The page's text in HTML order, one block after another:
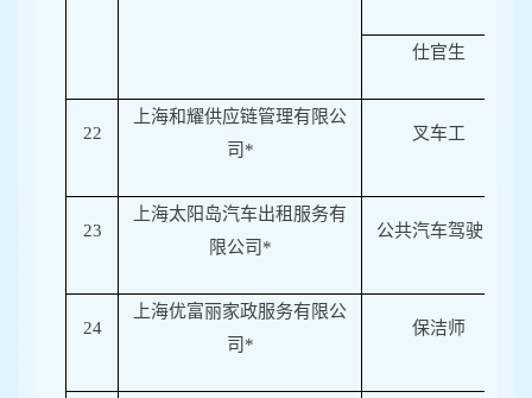
仕官生
22
上海和耀供应链管理有限公
司*
叉车工
23
上海太阳岛汽车出租服务有
限公司*
公共汽车驾驶员
24
上海优富丽家政服务有限公
司*
保洁师